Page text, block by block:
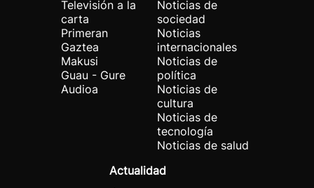
Televisión a la
carta
Primeran
Gaztea
Makusi
Guau - Gure
Audioa
Noticias de
sociedad
Noticias
internacionales
Noticias de
política
Noticias de
cultura
Noticias de
tecnología
Noticias de salud
Actualidad